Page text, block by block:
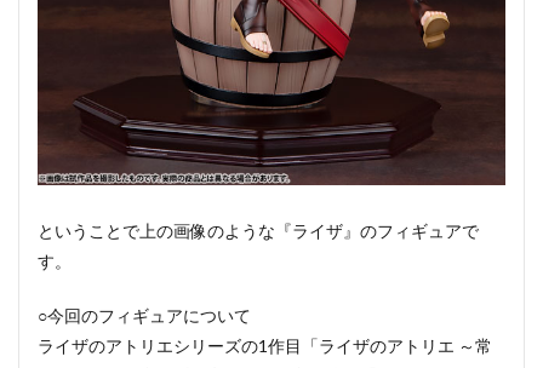
ということで上の画像のような『ライザ』のフィギュアで
す。
○今回のフィギュアについて
ライザのアトリエシリーズの1作目「ライザのアトリエ ～常